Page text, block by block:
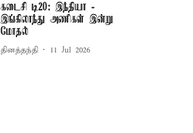
கடைசி டி20: இந்தியா -
இங்கிலாந்து அணிகள் இன்று
மோதல்
தினத்தந்தி 11 Jul 2026